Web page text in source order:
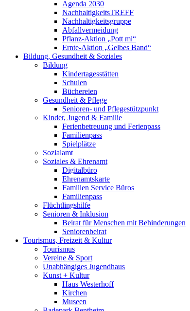
Agenda 2030
NachhaltigkeitsTREFF
Nachhaltigkeitsgruppe
Abfallvermeidung
Pflanz-Aktion „Pott mi“
Ernte-Aktion „Gelbes Band“
Bildung, Gesundheit & Soziales
Bildung
Kindertagesstätten
Schulen
Büchereien
Gesundheit & Pflege
Senioren- und Pflegestützpunkt
Kinder, Jugend & Familie
Ferienbetreuung und Ferienpass
Familienpass
Spielplätze
Sozialamt
Soziales & Ehrenamt
Digitalbüro
Ehrenamtskarte
Familien Service Büros
Familienpass
Flüchtlingshilfe
Senioren & Inklusion
Beirat für Menschen mit Behinderungen
Seniorenbeirat
Tourismus, Freizeit & Kultur
Tourismus
Vereine & Sport
Unabhängiges Jugendhaus
Kunst + Kultur
Haus Westerhoff
Kirchen
Museen